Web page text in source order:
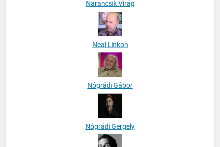
Narancsik Virág
Neal Linkon
Nógrádi Gábor
Nógrádi Gergely